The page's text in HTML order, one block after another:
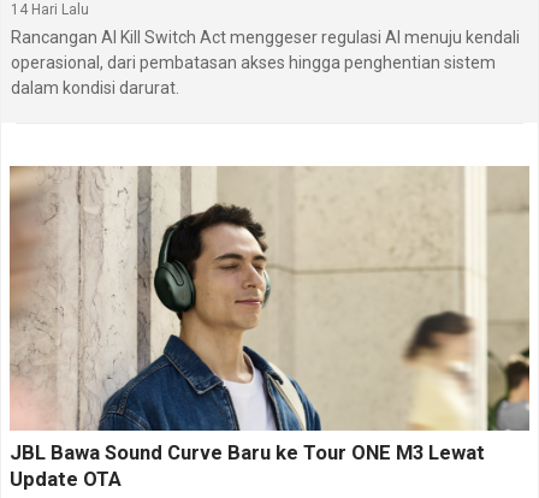
14 Hari Lalu
Rancangan AI Kill Switch Act menggeser regulasi AI menuju kendali
operasional, dari pembatasan akses hingga penghentian sistem
dalam kondisi darurat.
JBL Bawa Sound Curve Baru ke Tour ONE M3 Lewat
Update OTA